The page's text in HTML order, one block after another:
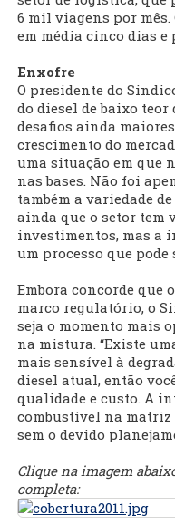
6 mil viagens por mês.
em média cinco dias e
Enxofre
O presidente do
do diesel de baixo
desafios ainda
crescimento do
uma situação em que
nas bases. Não foi
também a variedade
ainda que o setor tem
investimentos, mas a
um processo que
Embora concorde que
marco regulatório, o
seja o momento mais
na mistura. “Existe
mais sensível à
diesel atual, então
qualidade e custo. A
combustível na matriz
sem o devido
Clique na imagem
completa: